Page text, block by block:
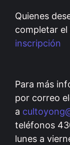
Quienes
completar el
inscripción
Para más
por correo
a
teléfonos
lunes a